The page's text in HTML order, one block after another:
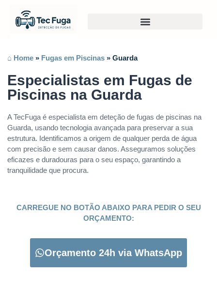
⌂ Home » Fugas em Piscinas » Guarda
Especialistas em Fugas de
Piscinas na Guarda
A TecFuga é especialista em deteção de fugas de piscinas na
Guarda, usando tecnologia avançada para preservar a sua
estrutura. Identificamos a origem de qualquer perda de água
com precisão e sem causar danos. Asseguramos soluções
eficazes e duradouras para o seu espaço, garantindo a
tranquilidade que procura.
CARREGUE NO BOTÃO ABAIXO PARA PEDIR O SEU
ORÇAMENTO:
Orçamento 24h via WhatsApp